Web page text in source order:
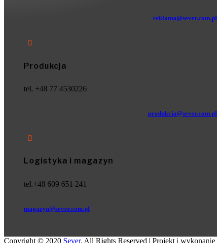
reklama@sever.com.pl

Produkcja
tel. +48 77 4530226
produkcja@sever.com.pl

Logistyka i magazyn
tel.+48 609 651 241
magazyn@sever.com.pl
Copyright © 2020 Sever. All Rights Reserved | Projekt i wykonanie